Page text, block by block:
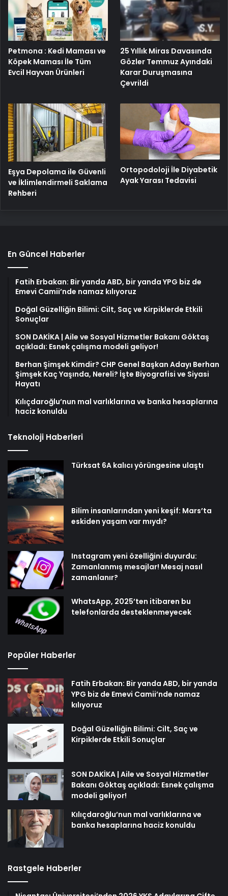
Petmona : Kedi Maması ve
Köpek Maması İle Tüm
Evcil Hayvan Ürünleri
25 Yıllık Miras Davasında
Gözler Temmuz Ayındaki
Karar Duruşmasına
Çevrildi
Eşya Depolama ile Güvenli
ve İklimlendirmeli Saklama
Rehberi
Ortopodoloji İle Diyabetik
Ayak Yarası Tedavisi
En Güncel Haberler
Fatih Erbakan: Bir yanda ABD, bir yanda YPG biz de
Emevi Camii’nde namaz kılıyoruz
Doğal Güzelliğin Bilimi: Cilt, Saç ve Kirpiklerde Etkili
Sonuçlar
SON DAKİKA | Aile ve Sosyal Hizmetler Bakanı Göktaş
açıkladı: Esnek çalışma modeli geliyor!
Berhan Şimşek Kimdir? CHP Genel Başkan Adayı Berhan
Şimşek Kaç Yaşında, Nereli? İşte Biyografisi ve Siyasi
Hayatı
Kılıçdaroğlu’nun mal varlıklarına ve banka hesaplarına
haciz konuldu
Teknoloji Haberleri
Türksat 6A kalıcı yörüngesine ulaştı
Bilim insanlarından yeni keşif: Mars’ta
eskiden yaşam var mıydı?
Instagram yeni özelliğini duyurdu:
Zamanlanmış mesajlar! Mesaj nasıl
zamanlanır?
WhatsApp, 2025’ten itibaren bu
telefonlarda desteklenmeyecek
Popüler Haberler
Fatih Erbakan: Bir yanda ABD, bir yanda
YPG biz de Emevi Camii’nde namaz
kılıyoruz
Doğal Güzelliğin Bilimi: Cilt, Saç ve
Kirpiklerde Etkili Sonuçlar
SON DAKİKA | Aile ve Sosyal Hizmetler
Bakanı Göktaş açıkladı: Esnek çalışma
modeli geliyor!
Kılıçdaroğlu’nun mal varlıklarına ve
banka hesaplarına haciz konuldu
Rastgele Haberler